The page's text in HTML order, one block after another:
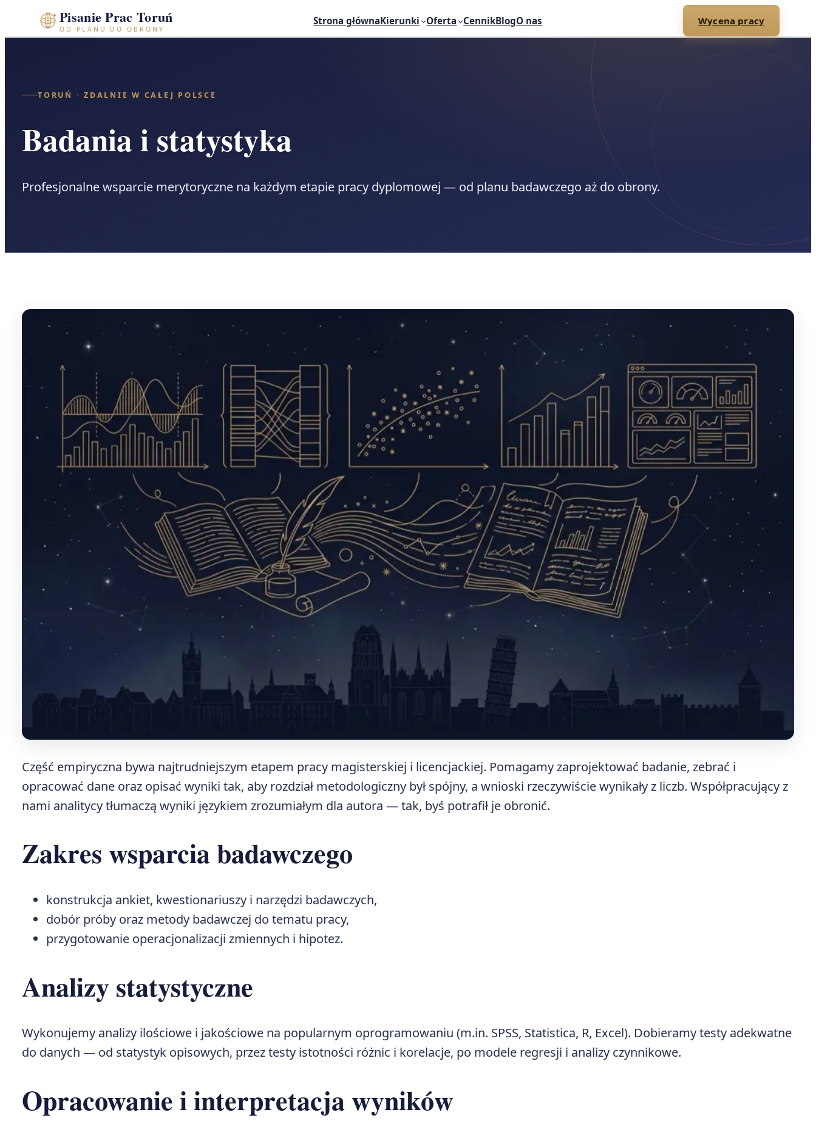
Przejdź
do
Pisanie Prac Toruń
OD PLANU DO OBRONY
Strona głównaKierunki Oferta CennikBlogO nas Wycena pracy
TORUŃ · ZDALNIE W CAŁEJ POLSCE
Badania i statystyka
Profesjonalne wsparcie merytoryczne na każdym etapie pracy dyplomowej — od planu badawczego aż do obrony.
Część empiryczna bywa najtrudniejszym etapem pracy magisterskiej i licencjackiej. Pomagamy zaprojektować badanie, zebrać i
opracować dane oraz opisać wyniki tak, aby rozdział metodologiczny był spójny, a wnioski rzeczywiście wynikały z liczb. Współpracujący z
nami analitycy tłumaczą wyniki językiem zrozumiałym dla autora — tak, byś potrafił je obronić.
Zakres wsparcia badawczego
konstrukcja ankiet, kwestionariuszy i narzędzi badawczych,
dobór próby oraz metody badawczej do tematu pracy,
przygotowanie operacjonalizacji zmiennych i hipotez.
Analizy statystyczne
Wykonujemy analizy ilościowe i jakościowe na popularnym oprogramowaniu (m.in. SPSS, Statistica, R, Excel). Dobieramy testy adekwatne
do danych — od statystyk opisowych, przez testy istotności różnic i korelacje, po modele regresji i analizy czynnikowe.
Opracowanie i interpretacja wyników